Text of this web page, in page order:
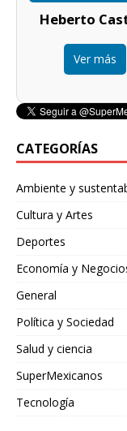
Heberto
Ver más
CATEGORÍAS
Ambiente y
Cultura y Artes
Deportes
Economía y
General
Política y Sociedad
Salud y ciencia
SuperMexicanos
Tecnología